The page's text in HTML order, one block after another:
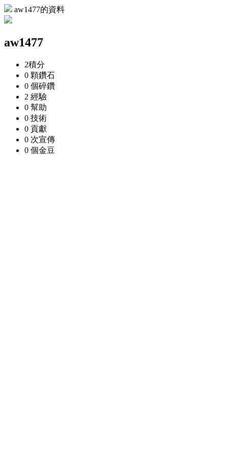
aw1477的資料
aw1477
2積分
0 顆鑽石
0 個碎鑽
2 經驗
0 幫助
0 技術
0 貢獻
0 次宣傳
0 個金豆